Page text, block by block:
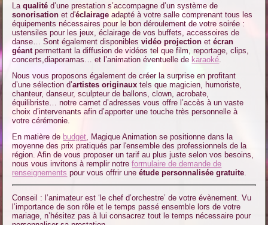
Laqualité d’une prestation s’accompagne d’un système de
sonorisationet d'éclairage adapté à votre salle comprenant tous les
équipements nécessaires pour le bon déroulement de votre soirée :
ustensiles pour les jeux, éclairage de vos buffets, accessoires de
danse… Sont également disponiblesvidéo projectionet écran
géant permettant la diffusion de vidéos tel que film, reportage, clips,
concerts,diaporamas… et l’animation éventuelle de karaoké
Nous vous proposons également de créer la surprise en profitant
d’une sélection d’artistes originaux tels que magicien, humoriste,
chanteur, danseur, sculpteur de ballons, clown, acrobate,
équilibriste… notre carnet d’adresses vous offre l’accès à un vaste
choix d’intervenants afin d’apporter une touche très personnelle à
votre cérémonie.
En matière de budget , Magique Animation se positionne dans la
moyenne des prix pratiqués par l'ensemble des professionnels de la
région. Afin de vous proposer un tarif au plus juste selon vos besoins,
nous vous invitons à remplir notreformulaire de demande de
renseignements pour vous offrir uneétude personnalisée gratuite
Conseil : l’animateur est ‘le chef d’orchestre’ de votre évènement. Vu
l’importance de son rôle et le temps passé ensemble lors de votre
mariage, n’hésitez pas à lui consacrez tout le temps nécessaire pour